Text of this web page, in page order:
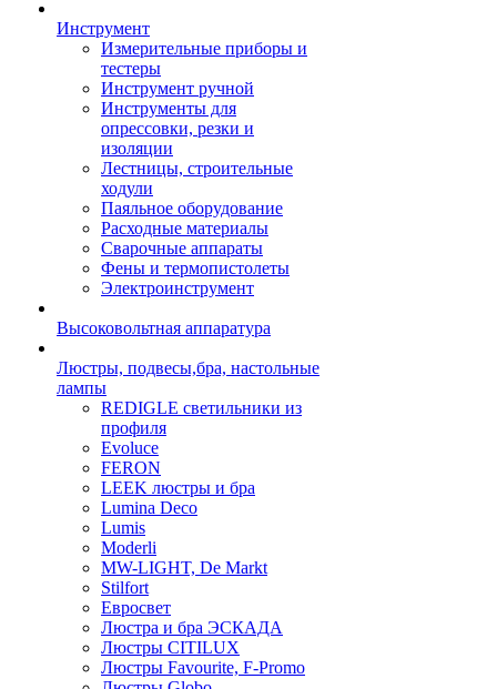
Инструмент
Измерительные приборы и
тестеры
Инструмент ручной
Инструменты для
опрессовки, резки и
изоляции
Лестницы, строительные
ходули
Паяльное оборудование
Расходные материалы
Сварочные аппараты
Фены и термопистолеты
Электроинструмент
Высоковольтная аппаратура
Люстры, подвесы,бра, настольные
лампы
REDIGLE светильники из
профиля
Evoluce
FERON
LEEK люстры и бра
Lumina Deco
Lumis
Moderli
MW-LIGHT, De Markt
Stilfort
Евросвет
Люстра и бра ЭСКАДА
Люстры CITILUX
Люстры Favourite, F-Promo